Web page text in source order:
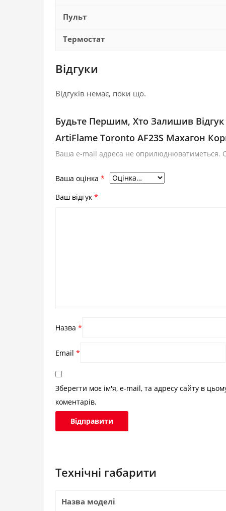
Пульт
Термостат
Відгуки
Відгуків немає, поки що.
Будьте Першим, Хто Залишив
ArtiFlame Toronto AF23S Махагон
Ваша e-mail адреса не оприлюднюватиметься.
Ваша оцінка *
Ваш відгук *
Назва *
Email *
Зберегти моє ім'я, e-mail, та адресу сайту в
коментарів.
Технічні габарити
Назва моделі